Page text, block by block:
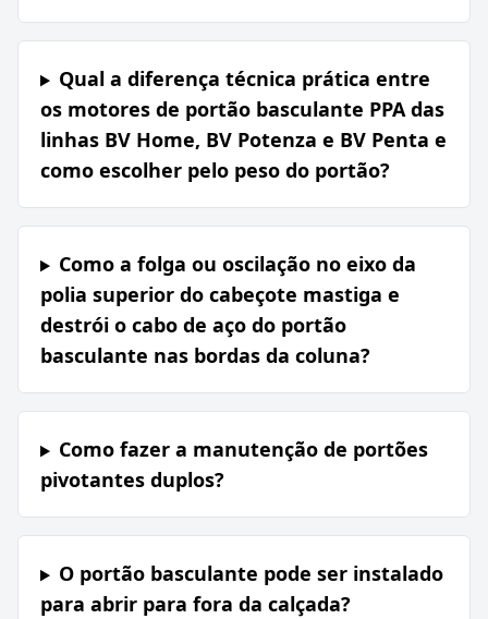
Qual a diferença técnica prática entre
os motores de portão basculante PPA das
linhas BV Home, BV Potenza e BV Penta e
como escolher pelo peso do portão?
Como a folga ou oscilação no eixo da
polia superior do cabeçote mastiga e
destrói o cabo de aço do portão
basculante nas bordas da coluna?
Como fazer a manutenção de portões
pivotantes duplos?
O portão basculante pode ser instalado
para abrir para fora da calçada?